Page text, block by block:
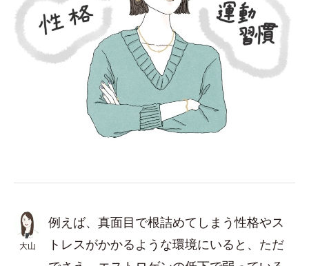
大山
例えば、真面目で根詰めてしまう性格やス
トレスがかかるような環境にいると、ただ